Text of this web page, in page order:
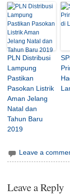
PLN Distribusi
Lampung
Pastikan
Pasokan Listrik
Aman Jelang
Natal dan
Tahun Baru
2019
Leave a
Leave a Reply